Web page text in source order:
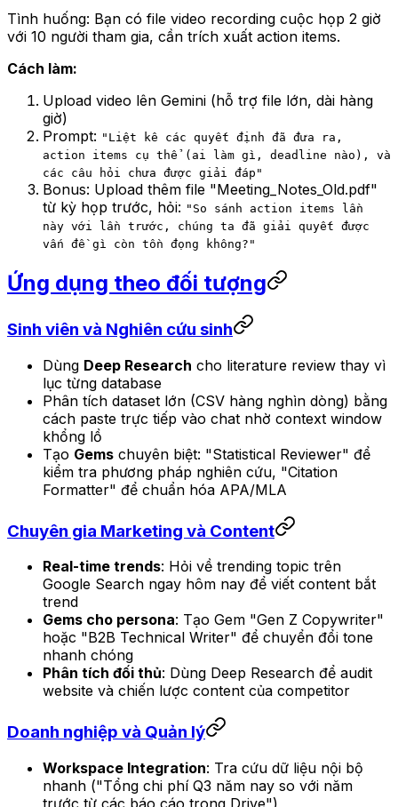
Tình huống: Bạn có file video recording cuộc họp 2 giờ
với 10 người tham gia, cần trích xuất action items.
Cách làm:
Upload video lên Gemini (hỗ trợ file lớn, dài hàng
giờ)
Prompt: "Liệt kê các quyết định đã đưa ra,
action items cụ thể (ai làm gì, deadline nào), và
các câu hỏi chưa được giải đáp"
Bonus: Upload thêm file "Meeting_Notes_Old.pdf"
từ kỳ họp trước, hỏi: "So sánh action items lần
này với lần trước, chúng ta đã giải quyết được
vấn đề gì còn tồn đọng không?"
Ứng dụng theo đối tượng
Sinh viên và Nghiên cứu sinh
Dùng Deep Research cho literature review thay vì
lục từng database
Phân tích dataset lớn (CSV hàng nghìn dòng) bằng
cách paste trực tiếp vào chat nhờ context window
khổng lồ
Tạo Gems chuyên biệt: "Statistical Reviewer" để
kiểm tra phương pháp nghiên cứu, "Citation
Formatter" để chuẩn hóa APA/MLA
Chuyên gia Marketing và Content
Real-time trends: Hỏi về trending topic trên
Google Search ngay hôm nay để viết content bắt
trend
Gems cho persona: Tạo Gem "Gen Z Copywriter"
hoặc "B2B Technical Writer" để chuyển đổi tone
nhanh chóng
Phân tích đối thủ: Dùng Deep Research để audit
website và chiến lược content của competitor
Doanh nghiệp và Quản lý
Workspace Integration: Tra cứu dữ liệu nội bộ
nhanh ("Tổng chi phí Q3 năm nay so với năm
trước từ các báo cáo trong Drive")